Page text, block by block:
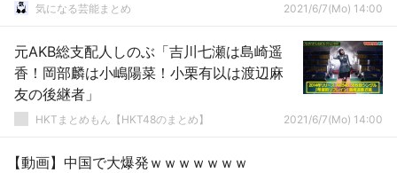
気になる芸能まとめ 2021/6/7(Mo) 14:00
元AKB総支配人しのぶ「吉川七瀬は島崎遥
香！岡部麟は小嶋陽菜！小栗有以は渡辺麻
友の後継者」
HKTまとめもん【HKT48のまとめ】 2021/6/7(Mo) 14:00
【動画】中国で大爆発ｗｗｗｗｗｗｗ